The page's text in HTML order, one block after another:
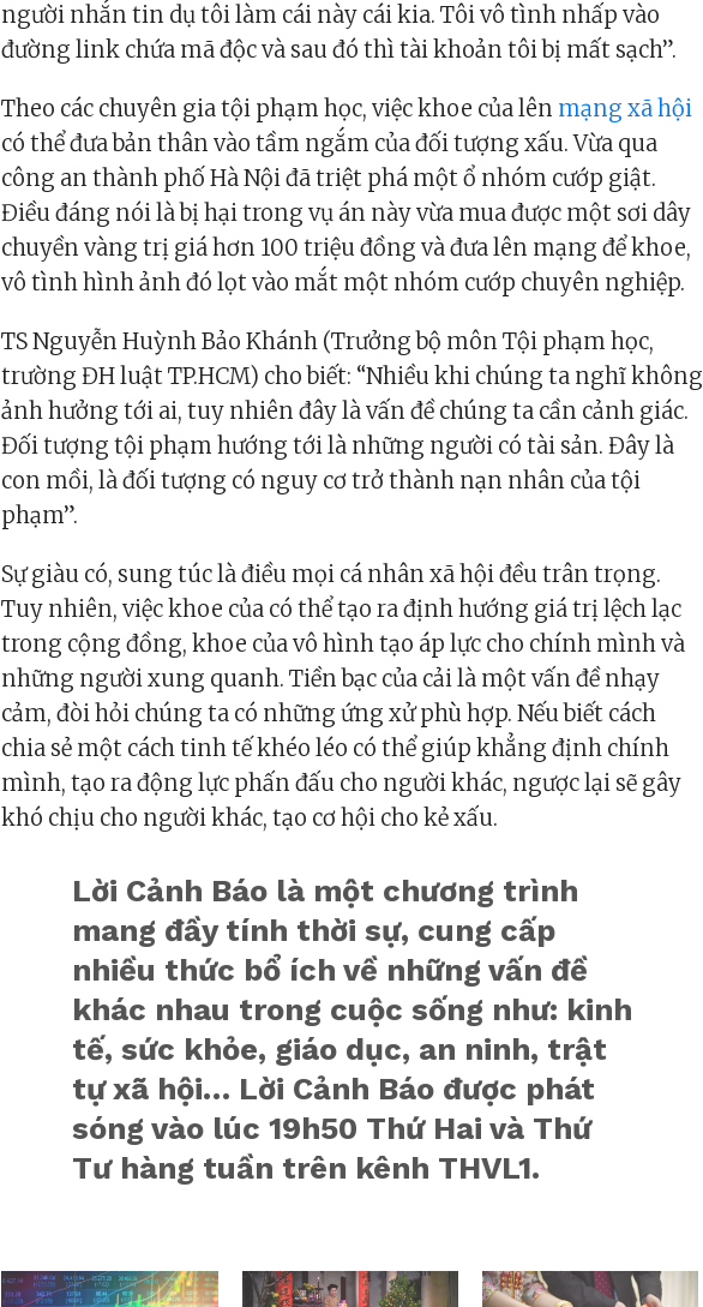
người nhắn tin dụ tôi làm cái này cái kia. Tôi vô tình nhấp vào
đường link chứa mã độc và sau đó thì tài khoản tôi bị mất sạch”.
Theo các chuyên gia tội phạm học, việc khoe của lên mạng xã hội
có thể đưa bản thân vào tầm ngắm của đối tượng xấu. Vừa qua
công an thành phố Hà Nội đã triệt phá một ổ nhóm cướp giật.
Điều đáng nói là bị hại trong vụ án này vừa mua được một sơi dây
chuyền vàng trị giá hơn 100 triệu đồng và đưa lên mạng để khoe,
vô tình hình ảnh đó lọt vào mắt một nhóm cướp chuyên nghiệp.
TS Nguyễn Huỳnh Bảo Khánh (Trưởng bộ môn Tội phạm học,
trường ĐH luật TP.HCM) cho biết: “Nhiều khi chúng ta nghĩ không
ảnh hưởng tới ai, tuy nhiên đây là vấn đề chúng ta cần cảnh giác.
Đối tượng tội phạm hướng tới là những người có tài sản. Đây là
con mồi, là đối tượng có nguy cơ trở thành nạn nhân của tội
phạm”.
Sự giàu có, sung túc là điều mọi cá nhân xã hội đều trân trọng.
Tuy nhiên, việc khoe của có thể tạo ra định hướng giá trị lệch lạc
trong cộng đồng, khoe của vô hình tạo áp lực cho chính mình và
những người xung quanh. Tiền bạc của cải là một vấn đề nhạy
cảm, đòi hỏi chúng ta có những ứng xử phù hợp. Nếu biết cách
chia sẻ một cách tinh tế khéo léo có thể giúp khẳng định chính
mình, tạo ra động lực phấn đấu cho người khác, ngược lại sẽ gây
khó chịu cho người khác, tạo cơ hội cho kẻ xấu.
Lời Cảnh Báo là một chương trình
mang đầy tính thời sự, cung cấp
nhiều thức bổ ích về những vấn đề
khác nhau trong cuộc sống như: kinh
tế, sức khỏe, giáo dục, an ninh, trật
tự xã hội… Lời Cảnh Báo được phát
sóng vào lúc 19h50 Thứ Hai và Thứ
Tư hàng tuần trên kênh THVL1.